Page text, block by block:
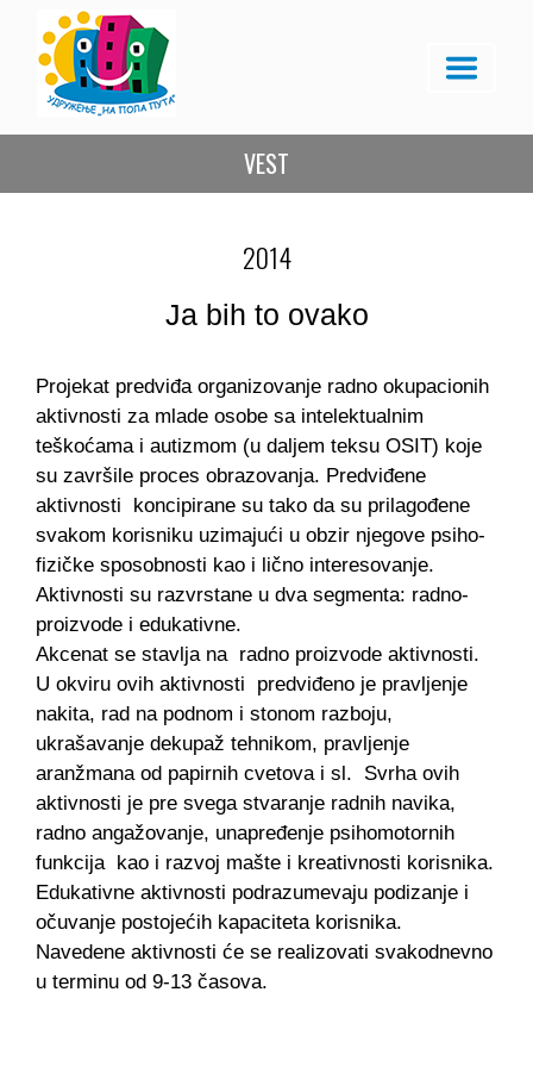
VEST
2014
Ja bih to ovako
Projekat predviđa organizovanje radno okupacionih
aktivnosti za mlade osobe sa intelektualnim
teškoćama i autizmom (u daljem teksu OSIT) koje
su završile proces obrazovanja. Predviđene
aktivnosti koncipirane su tako da su prilagođene
svakom korisniku uzimajući u obzir njegove psiho-
fizičke sposobnosti kao i lično interesovanje.
Aktivnosti su razvrstane u dva segmenta: radno-
proizvode i edukativne.
Akcenat se stavlja na radno proizvode aktivnosti.
U okviru ovih aktivnosti predviđeno je pravljenje
nakita, rad na podnom i stonom razboju,
ukrašavanje dekupaž tehnikom, pravljenje
aranžmana od papirnih cvetova i sl. Svrha ovih
aktivnosti je pre svega stvaranje radnih navika,
radno angažovanje, unapređenje psihomotornih
funkcija kao i razvoj mašte i kreativnosti korisnika.
Edukativne aktivnosti podrazumevaju podizanje i
očuvanje postojećih kapaciteta korisnika.
Navedene aktivnosti će se realizovati svakodnevno
u terminu od 9-13 časova.